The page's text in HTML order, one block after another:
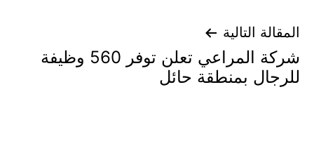
المقالة التالية
شركة المراعي تعلن توفر 560 وظيفة
للرجال بمنطقة حائل